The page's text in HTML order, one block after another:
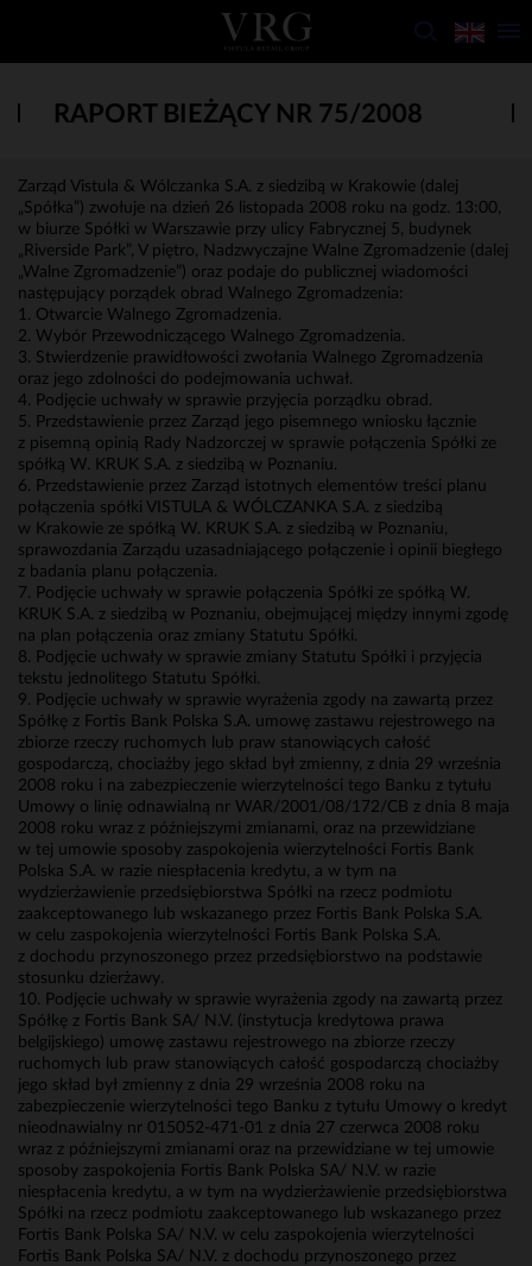
RAPORT BIEŻĄCY NR 75/2008
Zarząd Vistula & Wólczanka S.A. z siedzibą w Krakowie (dalej
„Spółka”) zwołuje na dzień 26 listopada 2008 roku na godz. 13:00,
w biurze Spółki w Warszawie przy ulicy Fabrycznej 5, budynek
„Riverside Park”, V piętro, Nadzwyczajne Walne Zgromadzenie (dalej
„Walne Zgromadzenie”) oraz podaje do publicznej wiadomości
następujący porządek obrad Walnego Zgromadzenia:
1. Otwarcie Walnego Zgromadzenia.
2. Wybór Przewodniczącego Walnego Zgromadzenia.
3. Stwierdzenie prawidłowości zwołania Walnego Zgromadzenia
oraz jego zdolności do podejmowania uchwał.
4. Podjęcie uchwały w sprawie przyjęcia porządku obrad.
5. Przedstawienie przez Zarząd jego pisemnego wniosku łącznie
z pisemną opinią Rady Nadzorczej w sprawie połączenia Spółki ze
spółką W. KRUK S.A. z siedzibą w Poznaniu.
6. Przedstawienie przez Zarząd istotnych elementów treści planu
połączenia spółki VISTULA & WÓLCZANKA S.A. z siedzibą
w Krakowie ze spółką W. KRUK S.A. z siedzibą w Poznaniu,
sprawozdania Zarządu uzasadniającego połączenie i opinii biegłego
z badania planu połączenia.
7. Podjęcie uchwały w sprawie połączenia Spółki ze spółką W.
KRUK S.A. z siedzibą w Poznaniu, obejmującej między innymi zgodę
na plan połączenia oraz zmiany Statutu Spółki.
8. Podjęcie uchwały w sprawie zmiany Statutu Spółki i przyjęcia
tekstu jednolitego Statutu Spółki.
9. Podjęcie uchwały w sprawie wyrażenia zgody na zawartą przez
Spółkę z Fortis Bank Polska S.A. umowę zastawu rejestrowego na
zbiorze rzeczy ruchomych lub praw stanowiących całość
gospodarczą, chociażby jego skład był zmienny, z dnia 29 września
2008 roku i na zabezpieczenie wierzytelności tego Banku z tytułu
Umowy o linię odnawialną nr WAR/2001/08/172/CB z dnia 8 maja
2008 roku wraz z późniejszymi zmianami, oraz na przewidziane
w tej umowie sposoby zaspokojenia wierzytelności Fortis Bank
Polska S.A. w razie niespłacenia kredytu, a w tym na
wydzierżawienie przedsiębiorstwa Spółki na rzecz podmiotu
zaakceptowanego lub wskazanego przez Fortis Bank Polska S.A.
w celu zaspokojenia wierzytelności Fortis Bank Polska S.A.
z dochodu przynoszonego przez przedsiębiorstwo na podstawie
stosunku dzierżawy.
10. Podjęcie uchwały w sprawie wyrażenia zgody na zawartą przez
Spółkę z Fortis Bank SA/ N.V. (instytucja kredytowa prawa
belgijskiego) umowę zastawu rejestrowego na zbiorze rzeczy
ruchomych lub praw stanowiących całość gospodarczą chociażby
jego skład był zmienny z dnia 29 września 2008 roku na
zabezpieczenie wierzytelności tego Banku z tytułu Umowy o kredyt
nieodnawialny nr 015052-471-01 z dnia 27 czerwca 2008 roku
wraz z późniejszymi zmianami oraz na przewidziane w tej umowie
sposoby zaspokojenia Fortis Bank Polska SA/ N.V. w razie
niespłacenia kredytu, a w tym na wydzierżawienie przedsiębiorstwa
Spółki na rzecz podmiotu zaakceptowanego lub wskazanego przez
Fortis Bank Polska SA/ N.V. w celu zaspokojenia wierzytelności
Fortis Bank Polska SA/ N.V. z dochodu przynoszonego przez